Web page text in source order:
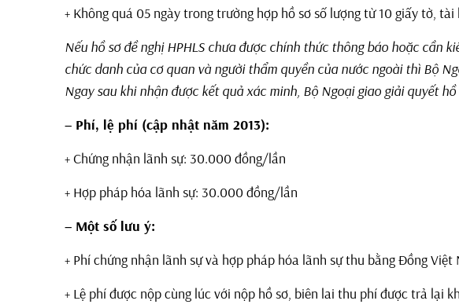
+ Không quá 05 ngày trong trường hợp hồ sơ số lượng từ 10 giấy tờ, tài
Nếu hồ sơ đề nghị HPHLS chưa được chính thức thông báo hoặc cần
chức danh của cơ quan và người thẩm quyền của nước ngoài thì Bộ
Ngay sau khi nhận được kết quả xác minh, Bộ Ngoại giao giải quyết
– Phí, lệ phí (cập nhật năm 2013):
+ Chứng nhận lãnh sự: 30.000 đồng/lần
+ Hợp pháp hóa lãnh sự: 30.000 đồng/lần
– Một số lưu ý:
+ Phí chứng nhận lãnh sự và hợp pháp hóa lãnh sự thu bằng Đồng Việt
+ Lệ phí được nộp cùng lúc với nộp hồ sơ, biên lai thu phí được trả lại